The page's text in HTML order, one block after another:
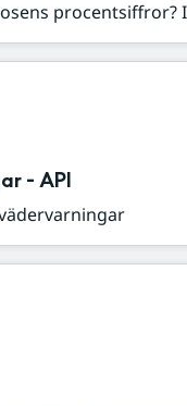
procentsiffror?
- API